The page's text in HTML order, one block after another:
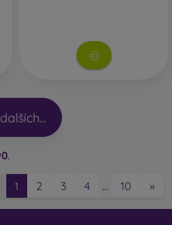
dalších...
.
1 2 3 4 … 10 »